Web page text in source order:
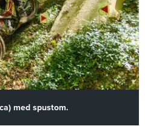
med spustom.